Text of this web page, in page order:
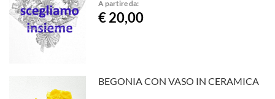
A partire da:
€ 20,00
BEGONIA CON VASO IN CERAMICA